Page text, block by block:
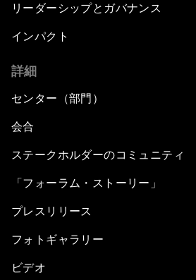
リーダーシップとガバナンス
インパクト
詳細
センター（部門）
会合
ステークホルダーのコミュニティ
「フォーラム・ストーリー」
プレスリリース
フォトギャラリー
ビデオ